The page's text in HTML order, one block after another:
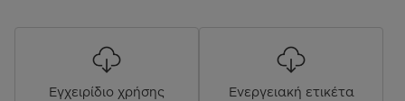
Εγγύηση Συμπιεστή
Εγχειρίδιο χρήσης Ενεργειακή ετικέτα